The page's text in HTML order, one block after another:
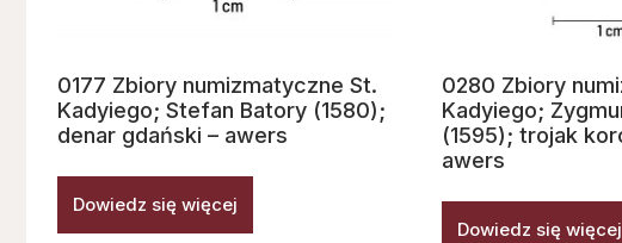
0177 Zbiory numizmatyczne St.
Kadyiego; Stefan Batory (1580);
denar gdański – awers
Dowiedz się więcej
0280 Zbiory
Kadyiego;
(1595); trojak
awers
Dowiedz się więcej